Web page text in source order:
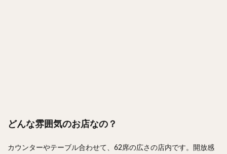
どんな雰囲気のお店なの？
カウンターやテーブル合わせて、62席の広さの店内です。開放感